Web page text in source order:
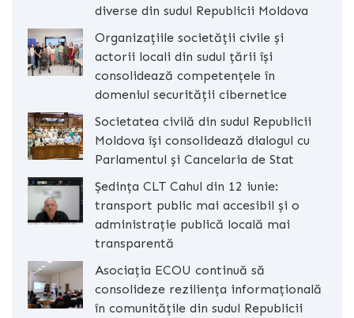
diverse din sudul Republicii Moldova
Organizațiile societății civile și
actorii locali din sudul țării își
consolidează competențele în
domeniul securității cibernetice
Societatea civilă din sudul Republicii
Moldova își consolidează dialogul cu
Parlamentul și Cancelaria de Stat
Ședința CLT Cahul din 12 iunie:
transport public mai accesibil și o
administrație publică locală mai
transparentă
Asociația ECOU continuă să
consolideze reziliența informațională
în comunitățile din sudul Republicii